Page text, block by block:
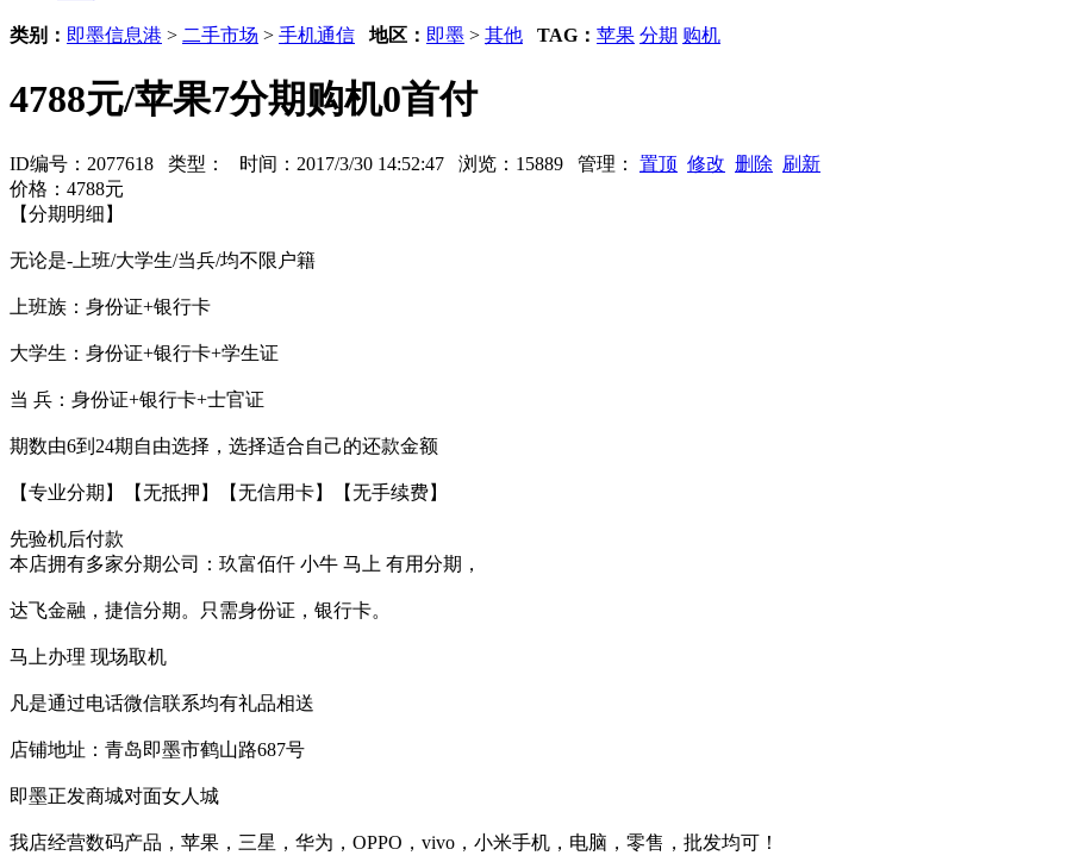
类别： 即墨信息港 > 二手市场 > 手机通信 地区： 即墨 > 其他 TAG： 苹果 分期 购机
4788元/苹果7分期购机0首付
ID编号：2077618 类型： 时间：2017/3/30 14:52:47 浏览：15889 管理： 置顶 修改 删除 刷新
价格：4788元
【分期明细】
无论是-上班/大学生/当兵/均不限户籍
上班族：身份证+银行卡
大学生：身份证+银行卡+学生证
当 兵：身份证+银行卡+士官证
期数由6到24期自由选择，选择适合自己的还款金额
【专业分期】【无抵押】【无信用卡】【无手续费】
先验机后付款
本店拥有多家分期公司：玖富佰仟 小牛 马上 有用分期，
达飞金融，捷信分期。只需身份证，银行卡。
马上办理 现场取机
凡是通过电话微信联系均有礼品相送
店铺地址：青岛即墨市鹤山路687号
即墨正发商城对面女人城
我店经营数码产品，苹果，三星，华为，OPPO，vivo，小米手机，电脑，零售，批发均可！